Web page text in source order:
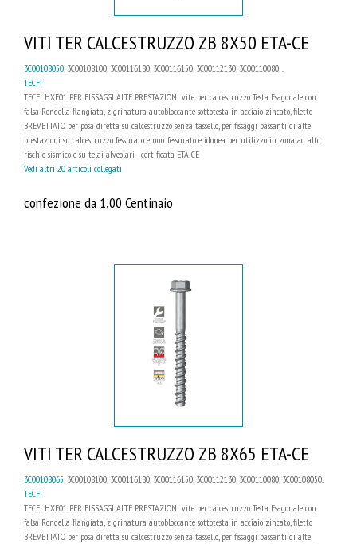
VITI TER CALCESTRUZZO ZB 8X50 ETA-CE
3C00108050 , 3C00108100, 3C00116180, 3C00116150, 3C00112130, 3C00110080, ...
TECFI
TECFI HXE01 PER FISSAGGI ALTE PRESTAZIONI vite per calcestruzzo Testa Esagonale con
falsa Rondella flangiata, zigrinatura autobloccante sottotesta in acciaio zincato, filetto
BREVETTATO per posa diretta su calcestruzzo senza tassello, per fissaggi passanti di alte
prestazioni su calcestruzzo fessurato e non fessurato e idonea per utilizzo in zona ad alto
rischio sismico e su telai alveolari - certificata ETA-CE
Vedi altri 20 articoli collegati
confezione da 1,00 Centinaio
VITI TER CALCESTRUZZO ZB 8X65 ETA-CE
3C00108065, 3C00108100, 3C00116180, 3C00116150, 3C00112130, 3C00110080, 3C00108050...
TECFI
TECFI HXE01 PER FISSAGGI ALTE PRESTAZIONI vite per calcestruzzo Testa Esagonale con
falsa Rondella flangiata, zigrinatura autobloccante sottotesta in acciaio zincato, filetto
BREVETTATO per posa diretta su calcestruzzo senza tassello, per fissaggi passanti di alte